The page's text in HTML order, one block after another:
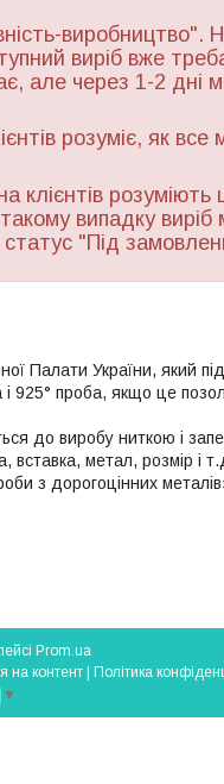
виробництво".
виріб вже
але через 1-2 дні
розуміє, як все
клієнтів
випадку
статус "Під
Палати України, який
925° проба, якщо це
до виробу ниткою і
вставка, метал, розмір і
з дорогоцінних
Prom.ua
на контент | Політика
▼